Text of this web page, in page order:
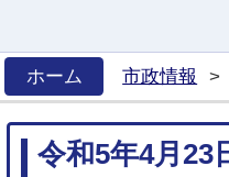
ホーム
市政情報 >
令和5年4月